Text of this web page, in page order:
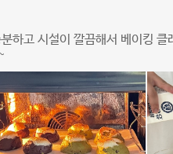
하고 시설이 깔끔해서 베이킹 클